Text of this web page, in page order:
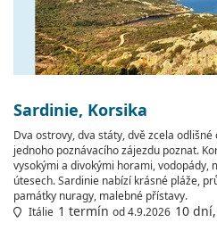
Sardinie, Korsika
Dva ostrovy, dva státy, dvě zcela
jednoho poznávacího zájezdu poznat.
vysokými a divokými horami, vodopády,
útesech. Sardinie nabízí krásné pláže,
památky nuragy, malebné přístavy.
Itálie 1 termín od 4.9.2026 10 dní,